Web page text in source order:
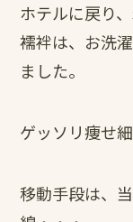
ホテルに戻り
襦袢は、お洗
ました。
ゲッソリ痩せ
移動手段は、